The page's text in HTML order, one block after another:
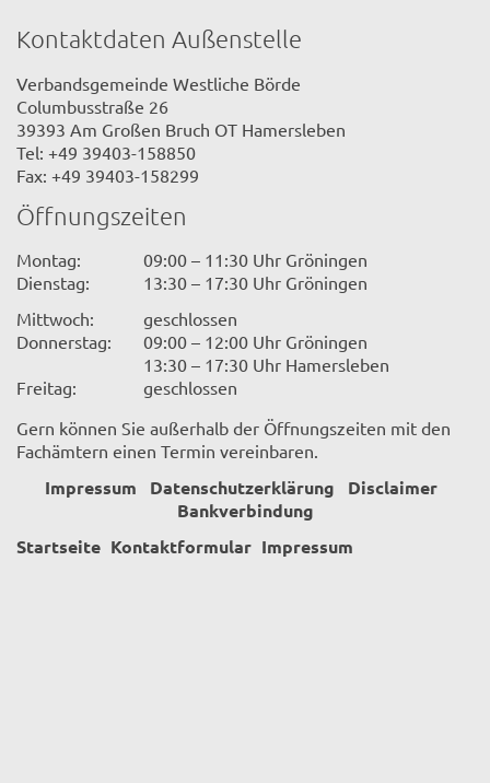
Kontaktdaten Außenstelle
Verbandsgemeinde Westliche Börde
Columbusstraße 26
39393 Am Großen Bruch OT Hamersleben
Tel: +49 39403-158850
Fax: +49 39403-158299
Öffnungszeiten
Montag:
09:00 – 11:30 Uhr Gröningen
Dienstag:
13:30 – 17:30 Uhr Gröningen
Mittwoch:
geschlossen
Donnerstag:
09:00 – 12:00 Uhr Gröningen
13:30 – 17:30 Uhr Hamersleben
Freitag:
geschlossen
Gern können Sie außerhalb der Öffnungszeiten mit den
Fachämtern einen Termin vereinbaren.
Impressum Datenschutzerklärung
Disclaimer
Bankverbindung
Startseite Kontaktformular Impressum